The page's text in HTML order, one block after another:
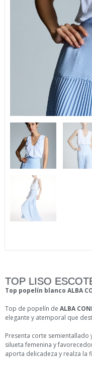
TOP LISO
Top popelín blanco ALBA
Top de popelín de ALBA
elegante y atemporal que
Presenta corte semientallado
silueta femenina y
aporta delicadeza y realza la